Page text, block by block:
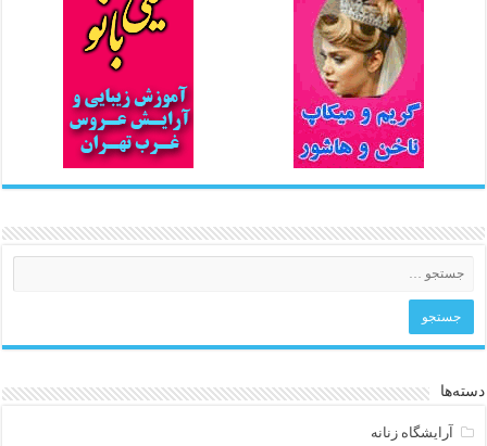
دسته‌ها
آرایشگاه زنانه